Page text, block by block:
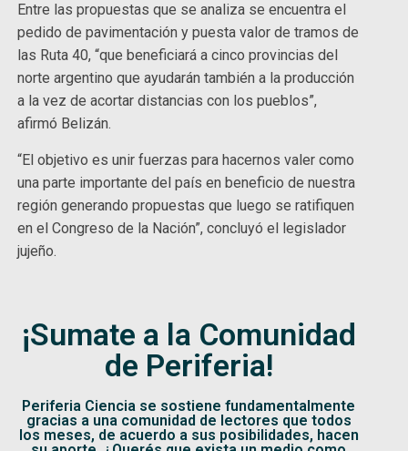
Entre las propuestas que se analiza se encuentra el
pedido de pavimentación y puesta valor de tramos de
las Ruta 40, “que beneficiará a cinco provincias del
norte argentino que ayudarán también a la producción
a la vez de acortar distancias con los pueblos”,
afirmó Belizán.
“El objetivo es unir fuerzas para hacernos valer como
una parte importante del país en beneficio de nuestra
región generando propuestas que luego se ratifiquen
en el Congreso de la Nación”, concluyó el legislador
jujeño.
¡Sumate a la Comunidad
de Periferia!
Periferia Ciencia se sostiene fundamentalmente
gracias a una comunidad de lectores que todos
los meses, de acuerdo a sus posibilidades, hacen